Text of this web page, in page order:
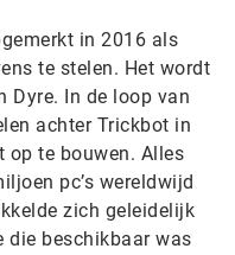
in 2016 als
te stelen. Het wordt
Dyre. In de loop van
achter Trickbot in
te bouwen. Alles
pc’s wereldwijd
zich geleidelijk
die beschikbaar was